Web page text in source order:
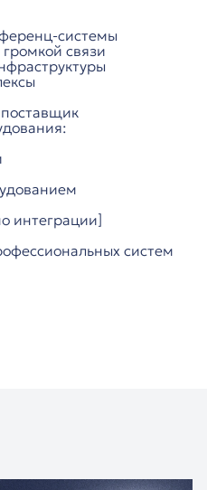
системы
связи
интеграции]
систем